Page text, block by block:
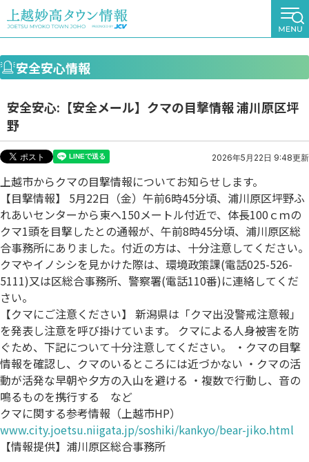
安全安心情報
安全安心:【安全メール】クマの目撃情報 浦川原区坪
野
2026年5月22日 9:48更新
上越市からクマの目撃情報についてお知らせします。
【目撃情報】 5月22日（金）午前6時45分頃、浦川原区坪野ふ
れあいセンターから東へ150メートル付近で、体長100ｃｍの
クマ1頭を目撃したとの通報が、午前8時45分頃、浦川原区総
合事務所にありました。付近の方は、十分注意してください。
クマやイノシシを見かけた際は、環境政策課(電話025-526-
5111)又は区総合事務所、警察署(電話110番)に連絡してくだ
さい。
【クマにご注意ください】 新潟県は「クマ出没警戒注意報」
を発表し注意を呼び掛けています。 クマによる人身被害を防
ぐため、下記について十分注意してください。 ・クマの目撃
情報を確認し、クマのいるところには近づかない ・クマの活
動が活発な早朝や夕方の入山を避ける ・複数で行動し、音の
鳴るものを携行する など
クマに関する参考情報（上越市HP）
www.city.joetsu.niigata.jp/soshiki/kankyo/bear-jiko.html
【情報提供】浦川原区総合事務所